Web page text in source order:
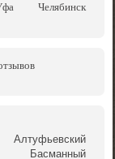
Челябинск
Алтуфьевский
Басманный